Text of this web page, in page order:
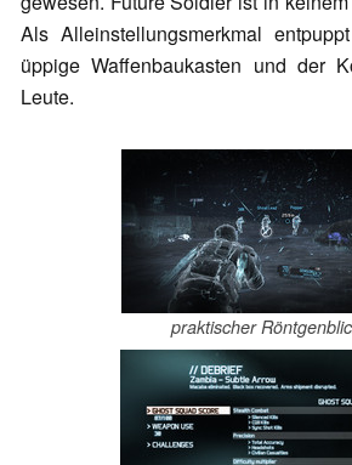
Als Alleinstellungsmerkmal
üppige Waffenbaukasten und der
Leute.
praktischer